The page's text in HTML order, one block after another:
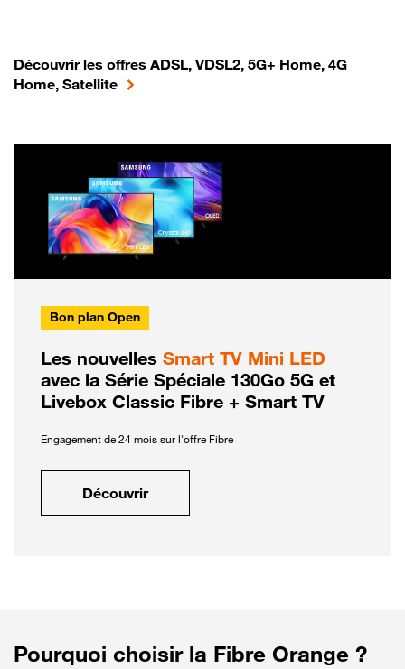
Découvrir les offres ADSL, VDSL2, 5G+ Home, 4G
Home, Satellite
Bon plan Open
Les nouvelles Smart TV Mini LED
avec la Série Spéciale 130Go 5G et
Livebox Classic Fibre + Smart TV
Engagement de 24 mois sur l'offre Fibre
Découvrir
Pourquoi choisir la Fibre Orange ?